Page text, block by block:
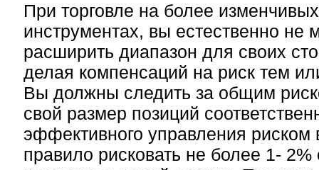
При торговле на более
инструментах, вы естественно не
расширить диапазон для своих
делая компенсаций на риск тем
Вы должны следить за общим
свой размер позиций
эффективного управления риском
правило рисковать не более 1- 2%